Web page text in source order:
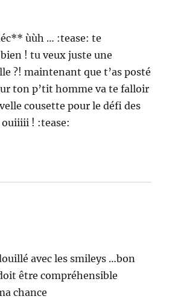
ùùh … :tease: te
! tu veux juste une
?! maintenant que t’as posté
ton p’tit homme va te falloir
cousette pour le défi des
! :tease:
avec les smileys …bon
être compréhensible
chance